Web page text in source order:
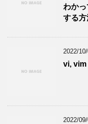
わか
する方
2022/
vi, vim
2022/